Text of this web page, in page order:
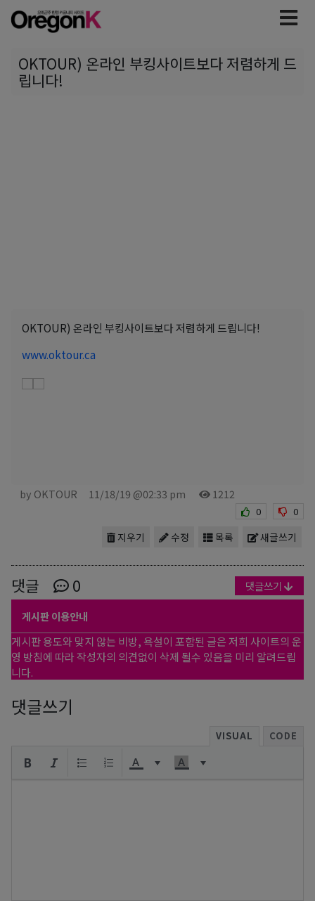
OKTOUR) 온라인 부킹사이트보다 저렴하게 드
립니다!
OKTOUR) 온라인 부킹사이트보다 저렴하게 드립니다!
www.oktour.ca
by OKTOUR 11/18/19 @02:33 pm 1212
0 0
새글쓰기
목록
수정
지우기
댓글 0 댓글쓰기
게시판 이용안내
게시판 용도와 맞지 않는 비방, 욕설이 포함된 글은 저희 사이트의 운
영 방침에 따라 작성자의 의견없이 삭제 될수 있음을 미리 알려드립
니다.
댓글쓰기
VISUAL CODE